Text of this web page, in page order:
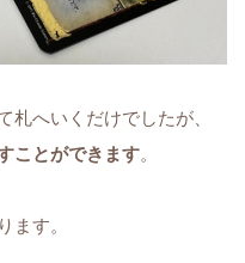
札へいくだけでしたが、
ことができます。
ます。